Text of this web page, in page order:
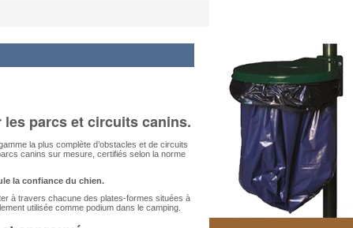
parcs et circuits canins.
la plus complète d’obstacles et de circuits
canins sur mesure, certifiés selon la norme
la confiance du chien.
à travers chacune des plates-formes situées à
utilisée comme podium dans le camping.